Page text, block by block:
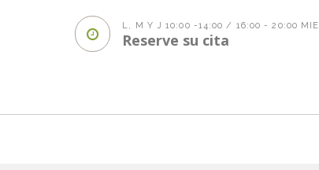
L, M Y J 10:00 -14:00 / 16:00 - 20:00
Reserve su cita